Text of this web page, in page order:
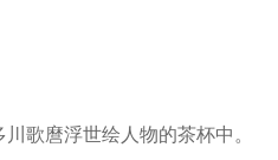
歌麿浮世绘人物的茶杯中。